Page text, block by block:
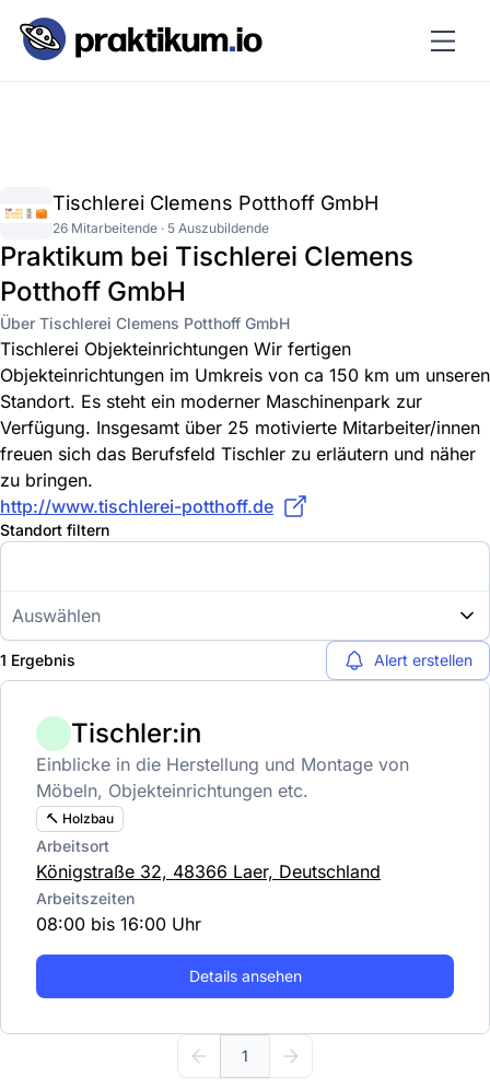
Tischlerei Clemens Potthoff GmbH
26 Mitarbeitende · 5 Auszubildende
Praktikum bei Tischlerei Clemens
Potthoff GmbH
Über Tischlerei Clemens Potthoff GmbH
Tischlerei Objekteinrichtungen Wir fertigen
Objekteinrichtungen im Umkreis von ca 150 km um unseren
Standort. Es steht ein moderner Maschinenpark zur
Verfügung. Insgesamt über 25 motivierte Mitarbeiter/innen
freuen sich das Berufsfeld Tischler zu erläutern und näher
zu bringen.
http://www.tischlerei-potthoff.de
Standort filtern
Auswählen
1 Ergebnis Alert erstellen
Tischler:in
Einblicke in die Herstellung und Montage von
Möbeln, Objekteinrichtungen etc.
🔨 Holzbau
Arbeitsort
Königstraße 32, 48366 Laer, Deutschland
Arbeitszeiten
08:00 bis 16:00 Uhr
Details ansehen
1